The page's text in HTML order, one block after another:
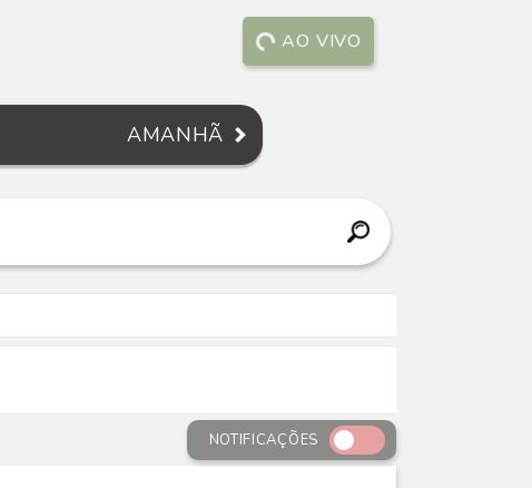
AO VIVO
AMANHÃ
NOTIFICAÇÕES